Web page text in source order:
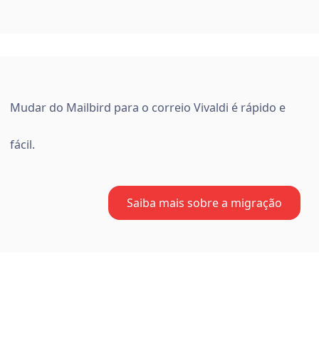
Mudar do Mailbird para o correio Vivaldi é rápido e
fácil.
Saiba mais sobre a migração